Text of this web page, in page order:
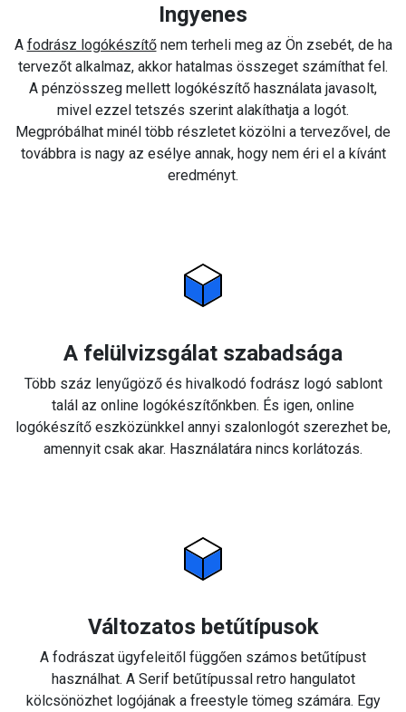
Ingyenes
A fodrász logókészítőnem terheli meg az Ön zsebét, de ha
tervezőt alkalmaz, akkor hatalmas összeget számíthat fel.
A pénzösszeg mellett logókészítő használata javasolt,
mivel ezzel tetszés szerint alakíthatja a logót.
Megpróbálhat minél több részletet közölni a tervezővel, de
továbbra is nagy az esélye annak, hogy nem éri el a kívánt
eredményt.
A felülvizsgálat szabadsága
Több száz lenyűgöző és hivalkodó fodrász logó sablont
talál az online logókészítőnkben. És igen, online
logókészítő eszközünkkel annyi szalonlogót szerezhet be,
amennyit csak akar. Használatára nincs korlátozás.
Változatos betűtípusok
A fodrászat ügyfeleitől függően számos betűtípust
használhat. A Serif betűtípussal retro hangulatot
kölcsönözhet logójának a freestyle tömeg számára. Egy